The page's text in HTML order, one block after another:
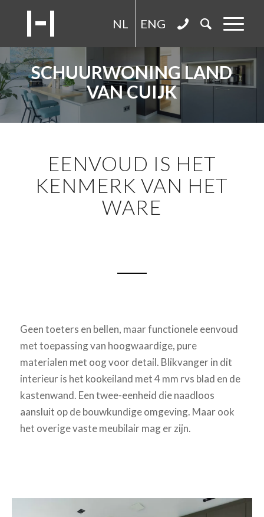
NL ENG
SCHUURWONING LAND
VAN CUIJK
EENVOUD IS HET
KENMERK VAN HET
WARE
Geen toeters en bellen, maar functionele eenvoud
met toepassing van hoogwaardige, pure
materialen met oog voor detail. Blikvanger in dit
interieur is het kookeiland met 4 mm rvs blad en de
kastenwand. Een twee-eenheid die naadloos
aansluit op de bouwkundige omgeving. Maar ook
het overige vaste meubilair mag er zijn.